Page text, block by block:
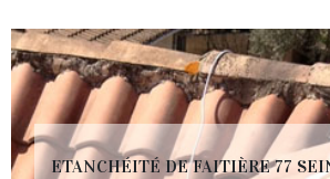
ETANCHÉITÉ DE FAITIÈRE 77